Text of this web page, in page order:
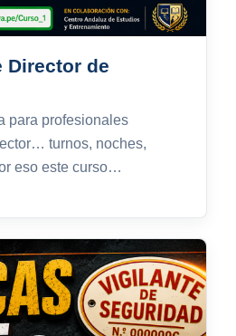
Director de
para profesionales
turnos, noches,
eso este curso…